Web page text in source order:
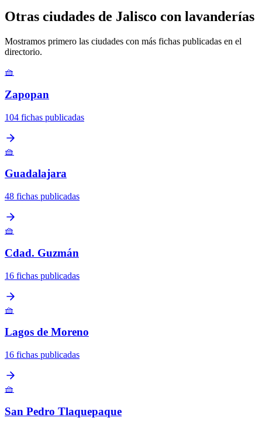
Otras ciudades de Jalisco con lavanderías
Mostramos primero las ciudades con más fichas publicadas en el
directorio.
🧺
Zapopan
104 fichas publicadas
🧺
Guadalajara
48 fichas publicadas
🧺
Cdad. Guzmán
16 fichas publicadas
🧺
Lagos de Moreno
16 fichas publicadas
🧺
San Pedro Tlaquepaque